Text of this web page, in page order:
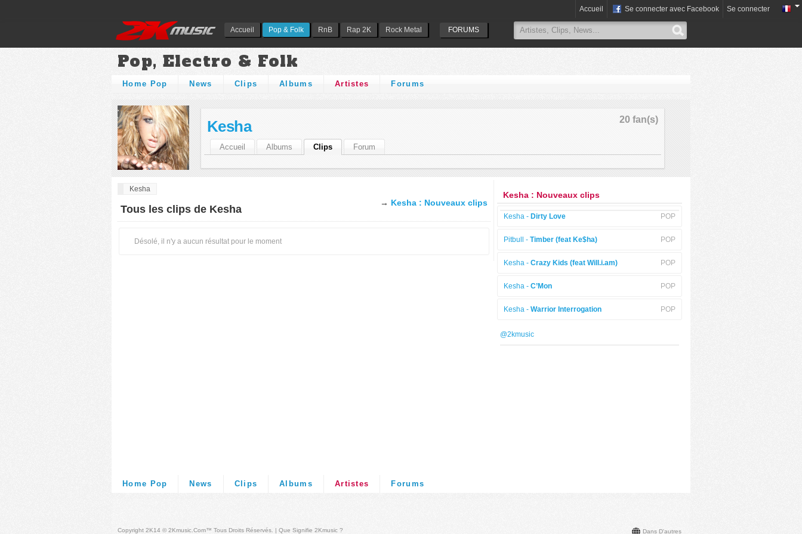
Accueil Pop & Folk RnB Rap 2K Rock Metal FORUMS
Accueil Se connecter avec Facebook Se connecter
Pop, Electro & Folk
Home Pop News Clips Albums Artistes Forums
20 fan(s)
Kesha
Accueil Albums Clips Forum
Kesha
→ Kesha : Nouveaux clips
Tous les clips de Kesha
Désolé, il n'y a aucun résultat pour le moment
Kesha : Nouveaux clips
POP
Kesha - Dirty Love
POP
Pitbull - Timber (feat Ke$ha)
POP
Kesha - Crazy Kids (feat Will.i.am)
POP
Kesha - C’Mon
POP
Kesha - Warrior Interrogation
@2kmusic
Home Pop News Clips Albums Artistes Forums
Dans D'autres
Copyright 2K14 © 2Kmusic.com™ Tous Droits Réservés . | Que Signifie 2Kmusic ?